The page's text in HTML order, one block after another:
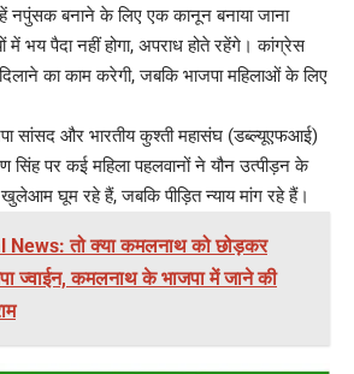
नपुंसक बनाने के लिए एक कानून बनाया जाना
में भय पैदा नहीं होगा, अपराध होते रहेंगे। कांग्रेस
दिलाने का काम करेगी, जबकि भाजपा महिलाओं के लिए
सांसद और भारतीय कुश्ती महासंघ (डब्ल्यूएफआई)
सिंह पर कई महिला पहलवानों ने यौन उत्पीड़न के
घूम रहे हैं, जबकि पीड़ित न्याय मांग रहे हैं।
News: तो क्या कमलनाथ को छोड़कर
ज्वाईन, कमलनाथ के भाजपा में जाने की